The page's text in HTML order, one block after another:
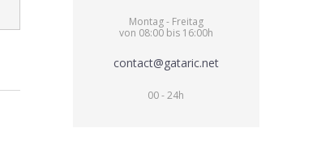
Montag - Freitag
von 08:00 bis 16:00h
contact@gataric.net
00 - 24h